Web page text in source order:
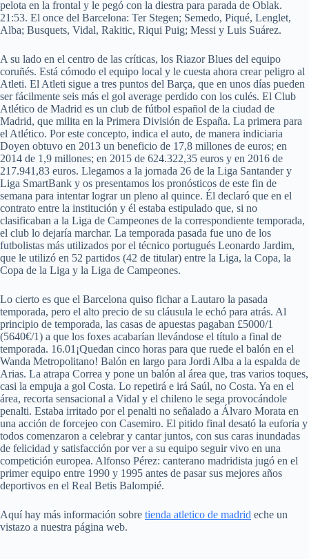
pelota en la frontal y le pegó con la diestra para parada de Oblak.
21:53. El once del Barcelona: Ter Stegen; Semedo, Piqué, Lenglet,
Alba; Busquets, Vidal, Rakitic, Riqui Puig; Messi y Luis Suárez.
A su lado en el centro de las críticas, los Riazor Blues del equipo
coruñés. Está cómodo el equipo local y le cuesta ahora crear peligro al
Atleti. El Atleti sigue a tres puntos del Barça, que en unos días pueden
ser fácilmente seis más el gol average perdido con los culés. El Club
Atlético de Madrid es un club de fútbol español de la ciudad de
Madrid, que milita en la Primera División de España. La primera para
el Atlético. Por este concepto, indica el auto, de manera indiciaria
Doyen obtuvo en 2013 un beneficio de 17,8 millones de euros; en
2014 de 1,9 millones; en 2015 de 624.322,35 euros y en 2016 de
217.941,83 euros. Llegamos a la jornada 26 de la Liga Santander y
Liga SmartBank y os presentamos los pronósticos de este fin de
semana para intentar lograr un pleno al quince. Él declaró que en el
contrato entre la institución y él estaba estipulado que, si no
clasificaban a la Liga de Campeones de la correspondiente temporada,
el club lo dejaría marchar. La temporada pasada fue uno de los
futbolistas más utilizados por el técnico portugués Leonardo Jardim,
que le utilizó en 52 partidos (42 de titular) entre la Liga, la Copa, la
Copa de la Liga y la Liga de Campeones.
Lo cierto es que el Barcelona quiso fichar a Lautaro la pasada
temporada, pero el alto precio de su cláusula le echó para atrás. Al
principio de temporada, las casas de apuestas pagaban £5000/1
(5640€/1) a que los foxes acabarían llevándose el título a final de
temporada. 16.01¡Quedan cinco horas para que ruede el balón en el
Wanda Metropolitano! Balón en largo para Jordi Alba a la espalda de
Arias. La atrapa Correa y pone un balón al área que, tras varios toques,
casi la empuja a gol Costa. Lo repetirá e irá Saúl, no Costa. Ya en el
área, recorta sensacional a Vidal y el chileno le sega provocándole
penalti. Estaba irritado por el penalti no señalado a Álvaro Morata en
una acción de forcejeo con Casemiro. El pitido final desató la euforia y
todos comenzaron a celebrar y cantar juntos, con sus caras inundadas
de felicidad y satisfacción por ver a su equipo seguir vivo en una
competición europea. Alfonso Pérez: canterano madridista jugó en el
primer equipo entre 1990 y 1995 antes de pasar sus mejores años
deportivos en el Real Betis Balompié.
Aquí hay más información sobre tienda atletico de madrid eche un
vistazo a nuestra página web.